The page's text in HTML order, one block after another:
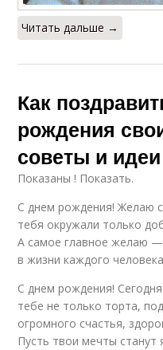
Читать дальше →
Как
рождения
советы и идеи
Показаны ! Показать.
С днем рождения! Желаю
тебя окружали только
А самое главное желаю
в жизни каждого
С днем рождения!
тебе не только торта,
огромного счастья,
Пусть твои мечты